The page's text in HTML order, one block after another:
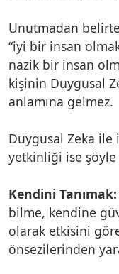
Unutmadan
“iyi bir insan
nazik bir insan
kişinin Duygusal
anlamına gelmez.
Duygusal Zeka
yetkinliği ise
Kendini Tanımak:
bilme, kendine
olarak etkisini
önsezilerinden